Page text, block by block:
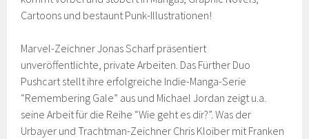
Cartoons und bestaunt Punk-Illustrationen!
Marvel-Zeichner Jonas Scharf präsentiert
unveröffentlichte, private Arbeiten. Das Fürther Duo
Pushcart stellt ihre erfolgreiche Indie-Manga-Serie
“Remembering Gale” aus und Michael Jordan zeigt u.a.
seine Arbeit für die Reihe “Wie geht es dir?”. Was der
Urbayer und Trachtman-Zeichner Chris Kloiber mit Franken